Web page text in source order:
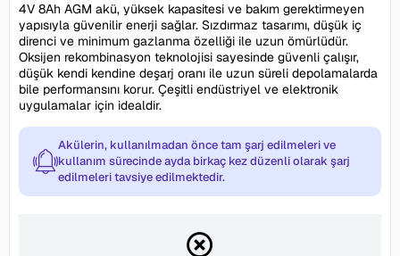
4V 8Ah AGM akü, yüksek kapasitesi ve bakım gerektirmeyen
yapısıyla güvenilir enerji sağlar. Sızdırmaz tasarımı, düşük iç
direnci ve minimum gazlanma özelliği ile uzun ömürlüdür.
Oksijen rekombinasyon teknolojisi sayesinde güvenli çalışır,
düşük kendi kendine deşarj oranı ile uzun süreli depolamalarda
bile performansını korur. Çeşitli endüstriyel ve elektronik
uygulamalar için idealdir.
Akülerin, kullanılmadan önce tam şarj edilmeleri ve
kullanım sürecinde ayda birkaç kez düzenli olarak şarj
edilmeleri tavsiye edilmektedir.